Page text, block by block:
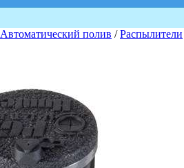
Автоматический полив /Распылители